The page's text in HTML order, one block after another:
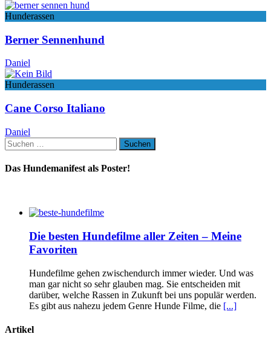
Hunderassen
Berner Sennenhund
Daniel
Hunderassen
Cane Corso Italiano
Daniel
Suchen
nach:
Das Hundemanifest als Poster!
Die besten Hundefilme aller Zeiten – Meine
Favoriten
Hundefilme gehen zwischendurch immer wieder. Und was
man gar nicht so sehr glauben mag. Sie entscheiden mit
darüber, welche Rassen in Zukunft bei uns populär werden.
Es gibt aus nahezu jedem Genre Hunde Filme, die [...]
Artikel